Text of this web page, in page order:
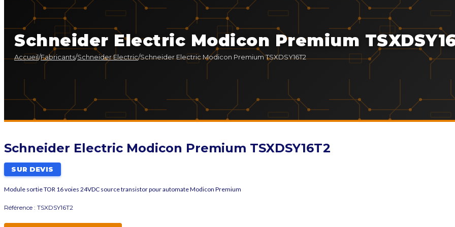
Schneider Electric Modicon Premium
Accueil/Fabricants/Schneider Electric/Schneider Electric Modicon Premium TSXDSY16T2
Schneider Electric Modicon Premium TSXDSY16T2
SUR DEVIS
Module sortie TOR 16 voies 24VDC source transistor pour automate Modicon Premium
Référence : TSXDSY16T2